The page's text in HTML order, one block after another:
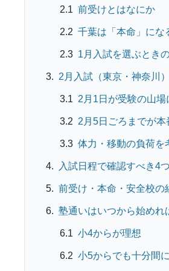
前受けとはなにか
千葉は「本命」にな
1月入試を選ぶとき
2月入試（東京・神奈川
2月1日が受験の山場
2月5日ごろまでが本
体力・移動の負荷を
入試日程で確認すべき4
前受け・本命・安全校の
塾通いはいつから始めれ
小4からが理想
小5からでも十分間